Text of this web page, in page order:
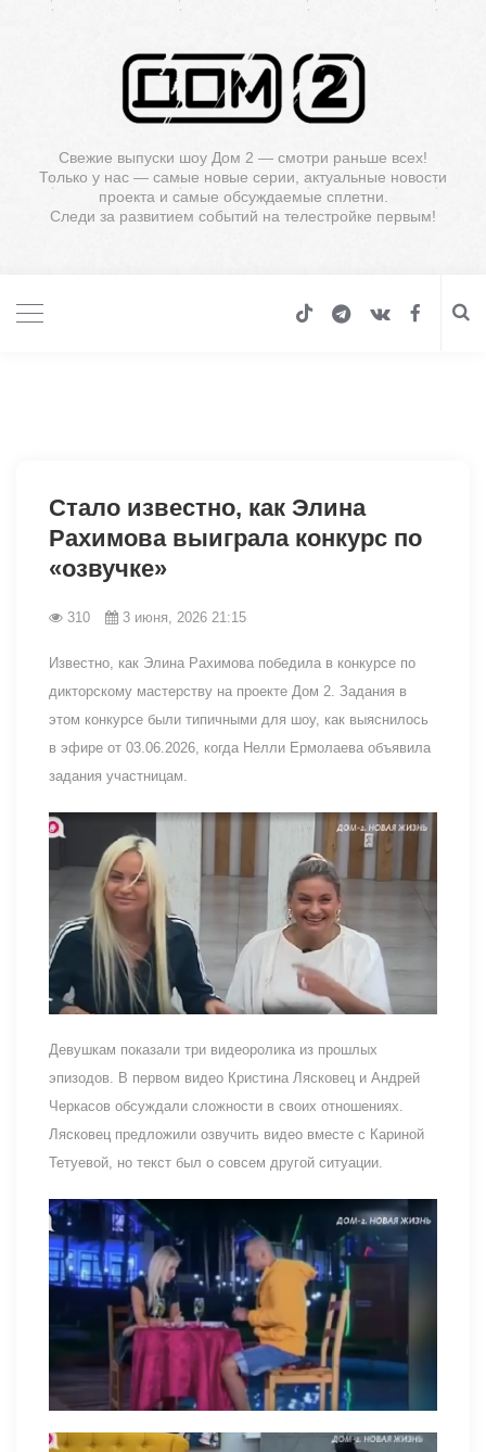
Свежие выпуски шоу Дом 2 — смотри раньше всех!
Только у нас — самые новые серии, актуальные новости
проекта и самые обсуждаемые сплетни.
Следи за развитием событий на телестройке первым!
Стало известно, как Элина
Рахимова выиграла конкурс по
«озвучке»
310 3 июня, 2026 21:15
Известно, как Элина Рахимова победила в конкурсе по
дикторскому мастерству на проекте Дом 2. Задания в
этом конкурсе были типичными для шоу, как выяснилось
в эфире от 03.06.2026, когда Нелли Ермолаева объявила
задания участницам.
Девушкам показали три видеоролика из прошлых
эпизодов. В первом видео Кристина Лясковец и Андрей
Черкасов обсуждали сложности в своих отношениях.
Лясковец предложили озвучить видео вместе с Кариной
Тетуевой, но текст был о совсем другой ситуации.